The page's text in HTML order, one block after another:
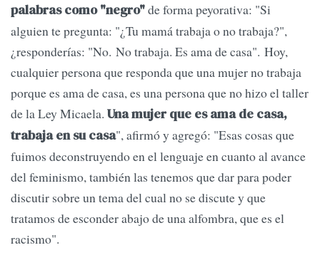
palabras como "negro"de forma peyorativa: "Si
alguien te pregunta: "¿Tu mamá trabaja o no trabaja?",
¿responderías: "No. No trabaja. Es ama de casa". Hoy,
cualquier persona que responda que una mujer no trabaja
porque es ama de casa, es una persona que no hizo el taller
de la Ley Micaela. Una mujer que es ama de casa,
trabaja en su casa", afirmó y agregó: "Esas cosas que
fuimos deconstruyendo en el lenguaje en cuanto al avance
del feminismo, también las tenemos que dar para poder
discutir sobre un tema del cual no se discute y que
tratamos de esconder abajo de una alfombra, que es el
racismo".